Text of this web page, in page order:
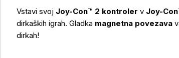
Več o izdelku
Vstavi svoj Joy-Con™ 2 kontroler v Joy-
dirkaških igrah. Gladka magnetna povezava
dirkah!